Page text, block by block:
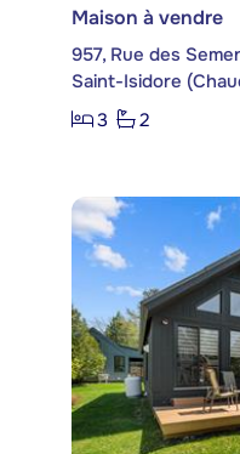
Maison à vendre
957, Rue des
Saint-Isidore
3
2